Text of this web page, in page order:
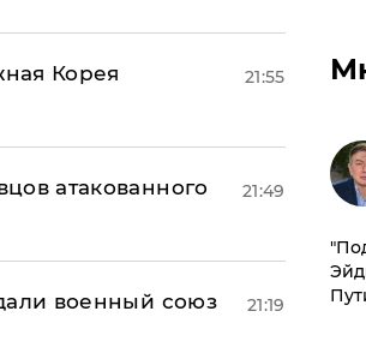
Корея
21:55
атакованного
21:49
военный союз
21:19